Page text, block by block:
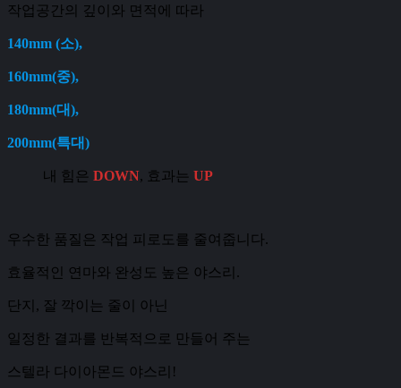
작업공간의 깊이와 면적에 따라
140mm (소),
160mm(중),
180mm(대),
200mm(특대)
내 힘은 DOWN, 효과는 UP
우수한 품질은 작업 피로도를 줄여줍니다.
효율적인 연마와 완성도 높은 야스리.
단지, 잘 깍이는 줄이 아닌
일정한 결과를 반복적으로 만들어 주는
스텔라 다이아몬드 야스리!